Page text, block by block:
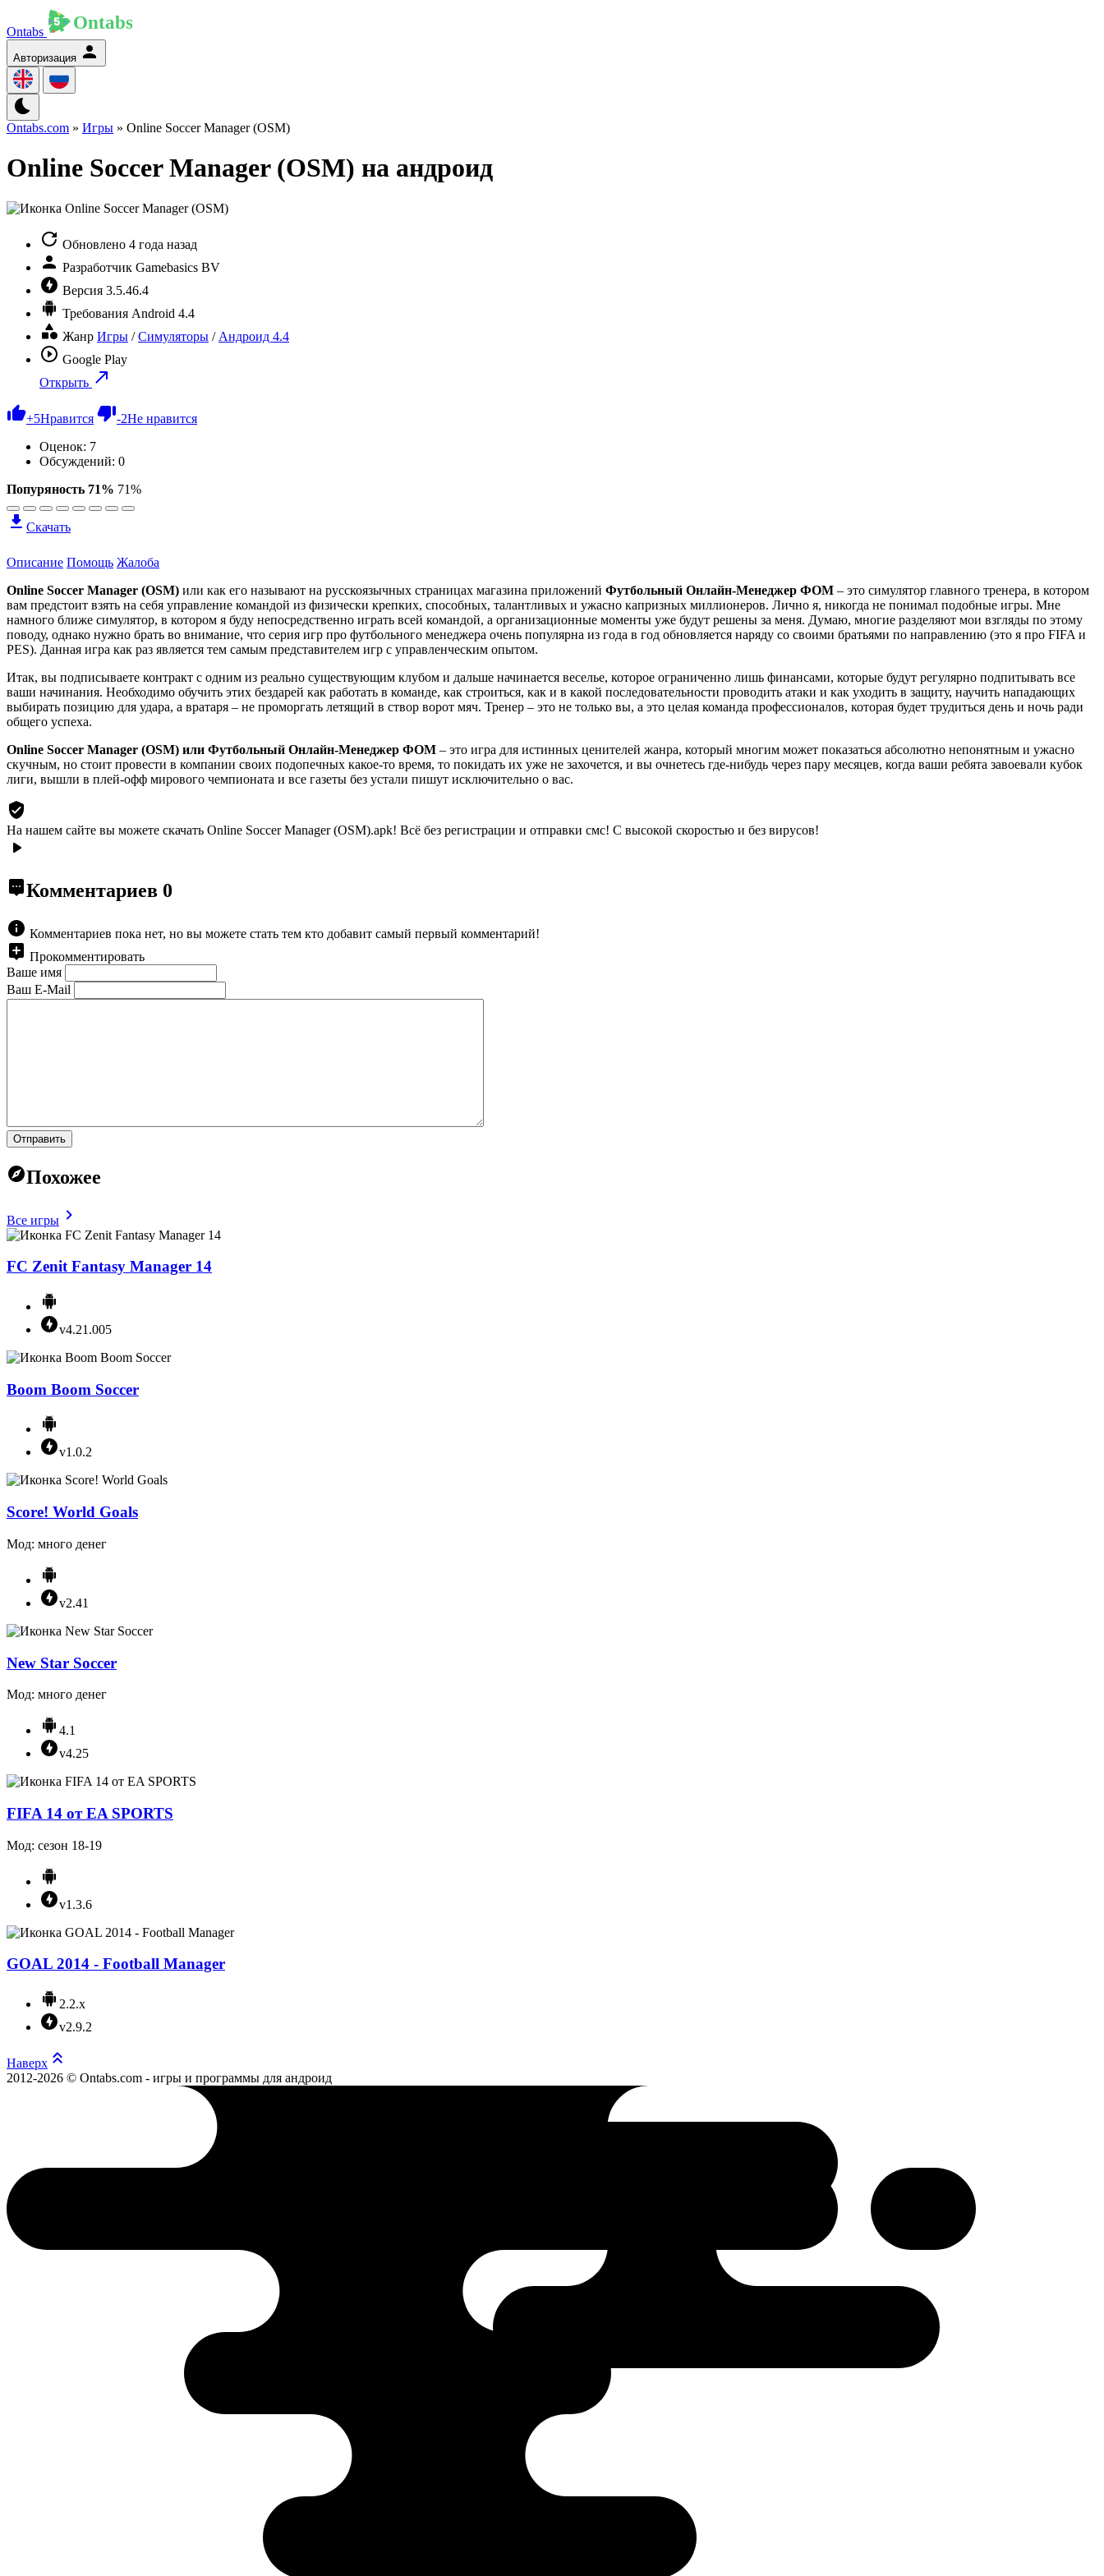
Ontabs
Авторизация
Ontabs.com » Игры » Online Soccer Manager (OSM)
Online Soccer Manager (OSM) на андроид
Обновлено 4 года назад
Разработчик Gamebasics BV
Версия 3.5.46.4
Требования Android 4.4
Жанр Игры /Симуляторы / Андроид 4.4
Google Play
Открыть
+5Нравится -2Не нравится
Оценок: 7
Обсуждений: 0
Попуряность 71% 71%
Скачать
Описание Помощь Жалоба
Online Soccer Manager (OSM) или как его называют на русскоязычных страницах магазина приложений Футбольный Онлайн-Менеджер ФОМ – это симулятор главного тренера, в котором
вам предстоит взять на себя управление командой из физически крепких, способных, талантливых и ужасно капризных миллионеров. Лично я, никогда не понимал подобные игры. Мне
намного ближе симулятор, в котором я буду непосредственно играть всей командой, а организационные моменты уже будут решены за меня. Думаю, многие разделяют мои взгляды по этому
поводу, однако нужно брать во внимание, что серия игр про футбольного менеджера очень популярна из года в год обновляется наряду со своими братьями по направлению (это я про FIFA и
PES). Данная игра как раз является тем самым представителем игр с управленческим опытом.
Итак, вы подписываете контракт с одним из реально существующим клубом и дальше начинается веселье, которое ограниченно лишь финансами, которые будут регулярно подпитывать все
ваши начинания. Необходимо обучить этих бездарей как работать в команде, как строиться, как и в какой последовательности проводить атаки и как уходить в защиту, научить нападающих
выбирать позицию для удара, а вратаря – не проморгать летящий в створ ворот мяч. Тренер – это не только вы, а это целая команда профессионалов, которая будет трудиться день и ночь ради
общего успеха.
Online Soccer Manager (OSM) или Футбольный Онлайн-Менеджер ФОМ – это игра для истинных ценителей жанра, который многим может показаться абсолютно непонятным и ужасно
скучным, но стоит провести в компании своих подопечных какое-то время, то покидать их уже не захочется, и вы очнетесь где-нибудь через пару месяцев, когда ваши ребята завоевали кубок
лиги, вышли в плей-офф мирового чемпионата и все газеты без устали пишут исключительно о вас.
На нашем сайте вы можете скачать Online Soccer Manager (OSM).apk! Всё без регистрации и отправки смс! С высокой скоростью и без вирусов!
Комментариев 0
Комментариев пока нет, но вы можете стать тем кто добавит самый первый комментарий!
Прокомментировать
Ваше имя
Ваш E-Mail
Отправить
Похожее
Все игры
FC Zenit Fantasy Manager 14
v4.21.005
Boom Boom Soccer
v1.0.2
Score! World Goals
Мод: много денег
v2.41
New Star Soccer
Мод: много денег
4.1
v4.25
FIFA 14 от EA SPORTS
Мод: сезон 18-19
v1.3.6
GOAL 2014 - Football Manager
2.2.x
v2.9.2
Наверх
2012-2026 © Ontabs.com - игры и программы для андроид